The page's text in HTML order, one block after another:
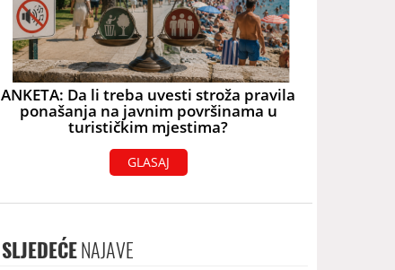
ANKETA: Da li treba uvesti stroža pravila
ponašanja na javnim površinama u
turističkim mjestima?
GLASAJ
SLJEDEĆENAJAVE